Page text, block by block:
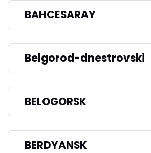
BAHCESARAY
Belgorod-dnestrovski
BELOGORSK
BERDYANSK